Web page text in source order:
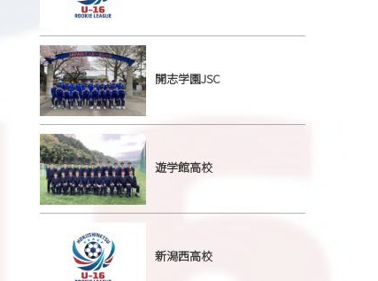
開志学園JSC
遊学館高校
新潟西高校